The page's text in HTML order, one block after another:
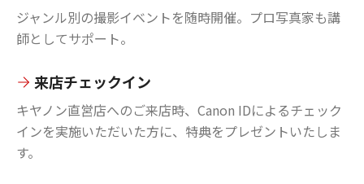
ジャンル別の撮影イベントを随時開催。プロ写真家も講
師としてサポート。
来店チェックイン
キヤノン直営店へのご来店時、Canon IDによるチェック
インを実施いただいた方に、特典をプレゼントいたしま
す。